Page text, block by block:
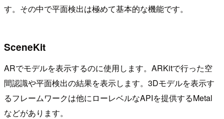
す。その中で平面検出は極めて基本的な機能です。
SceneKit
ARでモデルを表示するのに使用します。ARKitで行った空
間認識や平面検出の結果を表示します。3Dモデルを表示す
るフレームワークは他にローレベルなAPIを提供するMetal
などがあります。